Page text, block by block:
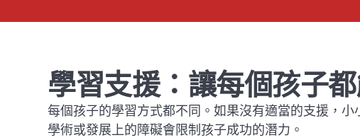
學習支援：讓每個孩子
每個孩子的學習方式都不同。如果沒有適當的支援，
學術或發展上的障礙會限制孩子成功的潛力。